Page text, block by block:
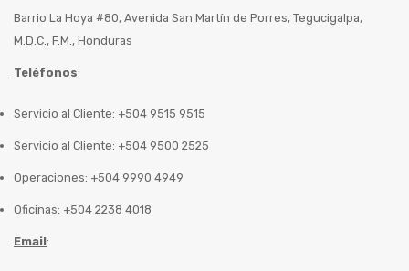
Barrio La Hoya #80, Avenida San Martín de Porres, Tegucigalpa,
M.D.C., F.M., Honduras
Teléfonos:
Servicio al Cliente: +504 9515 9515
Servicio al Cliente: +504 9500 2525
Operaciones: +504 9990 4949
Oficinas: +504 2238 4018
Email: